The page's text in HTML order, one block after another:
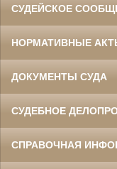
СУДЕЙСКОЕ
НОРМАТИВНЫЕ
ДОКУМЕНТЫ СУДА
СУДЕБНОЕ
СПРАВОЧНАЯ